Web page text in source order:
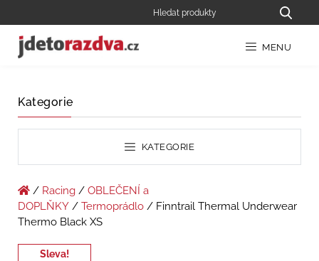
MENU
Kategorie
KATEGORIE
/ Racing / OBLEČENÍ a
DOPLŇKY / Termoprádlo / Finntrail Thermal Underwear
Thermo Black XS
Sleva!